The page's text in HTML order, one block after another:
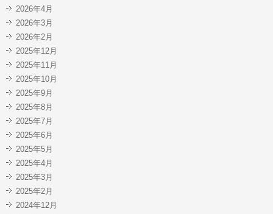
2026年4月
2026年3月
2026年2月
2025年12月
2025年11月
2025年10月
2025年9月
2025年8月
2025年7月
2025年6月
2025年5月
2025年4月
2025年3月
2025年2月
2024年12月